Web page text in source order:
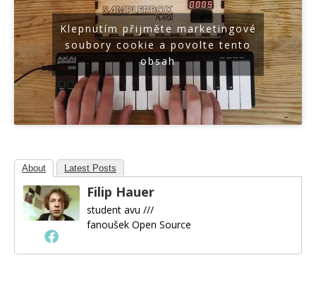
Klepnutím přijměte marketingové
soubory cookie a povolte tento
obsah
About Latest Posts
Filip Hauer
student avu ///
fanoušek Open Source